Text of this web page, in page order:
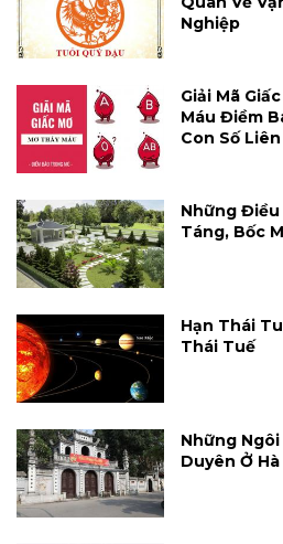
Nghiệp
Giải Mã
Máu Điềm
Con Số
Những Điều
Táng, Bốc
Hạn Thái
Thái Tuế
Những
Duyên Ở Hà